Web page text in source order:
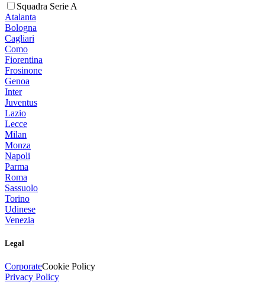
Squadra Serie A
Atalanta
Bologna
Cagliari
Como
Fiorentina
Frosinone
Genoa
Inter
Juventus
Lazio
Lecce
Milan
Monza
Napoli
Parma
Roma
Sassuolo
Torino
Udinese
Venezia
Legal
CorporateCookie Policy
Privacy Policy